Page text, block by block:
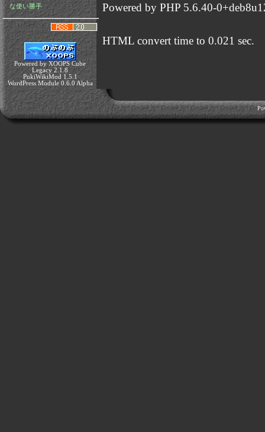
な使い勝手
Powered by XOOPS Cube
Legacy 2.1.8
PukiWikiMod 1.5.1
WordPress Module 0.6.0 Alpha
Powered by PHP 5.6.40-
HTML convert time to 0.021 sec.